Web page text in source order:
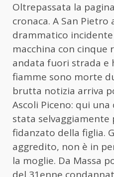
Oltrepassata la
cronaca. A San Pietro
drammatico
macchina con cinque
andata fuori strada e
fiamme sono morte
brutta notizia arriva
Ascoli Piceno: qui
stata selvaggiamente
fidanzato della figlia.
aggredito, non è in
la moglie. Da Massa